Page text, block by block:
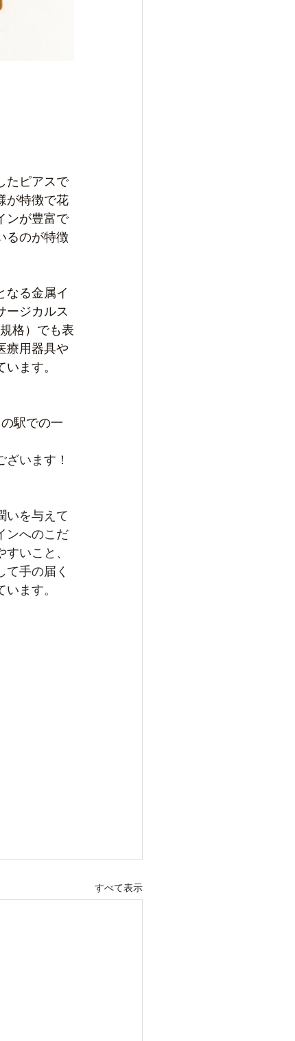
たピアスで
が特徴で花
ンが豊富で
るのが特徴
なる金属イ
ージカルス
格）でも表
療用器具や
ます。
駅での一
ざいます！
いを与えて
ンへのこだ
いこと、
て手の届く
ます。
すべて表示